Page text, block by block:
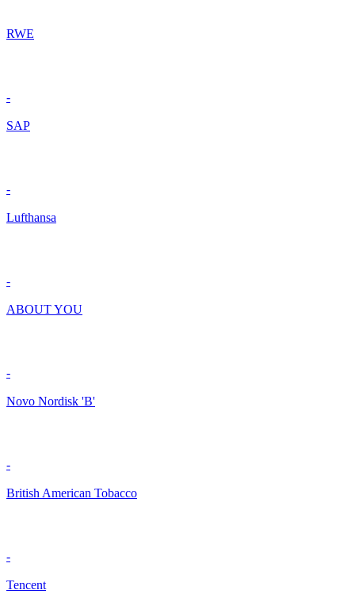
RWE
-
SAP
-
Lufthansa
-
ABOUT YOU
-
Novo Nordisk 'B'
-
British American Tobacco
-
Tencent